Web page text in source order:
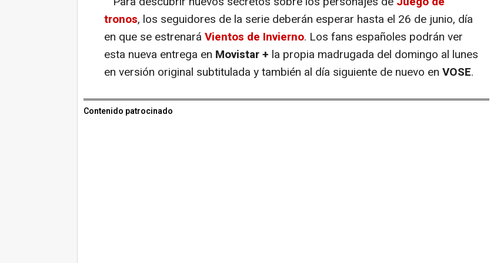
tronos, los seguidores de la serie deberán esperar hasta el 26 de junio, día
en que se estrenará Vientos de Invierno. Los fans españoles podrán ver
esta nueva entrega en Movistar + la propia madrugada del domingo al lunes
en versión original subtitulada y también al día siguiente de nuevo en VOSE.
Contenido patrocinado